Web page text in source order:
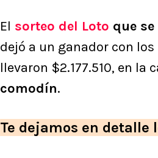
El sorteo del Loto que
dejó a un ganador con
llevaron $2.177.510, en la
comodín.
Te dejamos en detalle